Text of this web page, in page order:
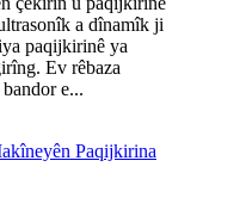
a dînamîk ji
paqijkirinê ya
Ev rêbaza
e...